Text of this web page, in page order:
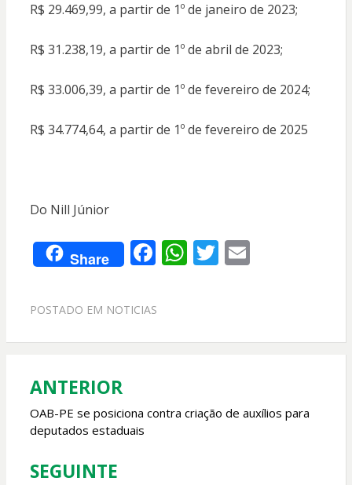
R$ 29.469,99, a partir de 1º de janeiro de 2023;
R$ 31.238,19, a partir de 1º de abril de 2023;
R$ 33.006,39, a partir de 1º de fevereiro de 2024;
R$ 34.774,64, a partir de 1º de fevereiro de 2025
Do Nill Júnior
Share F
e
o
k
W
A
p
T E
POSTADO EM NOTICIAS
Navegação
de
Post
ANTERIOR
OAB-PE se posiciona contra criação de auxílios para
deputados estaduais
SEGUINTE